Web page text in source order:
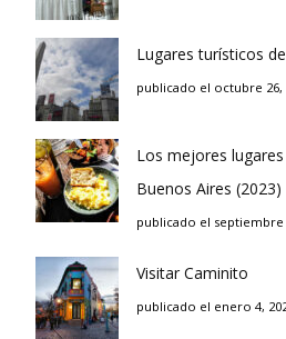
Lugares turísticos
publicado el octubre 26,
Los mejores
Buenos Aires (2023)
publicado el septiembre
Visitar Caminito
publicado el enero 4,